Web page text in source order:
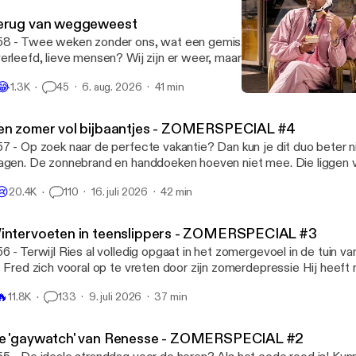
van weggeweest
- Twee weken zonder ons, wat een gemis. Hebben jullie het
lieve mensen? Wij zijn er weer, maar we hebben Jopie
in de zon laten liggen. Verder zijn we geen spat veranderd:
de stok met de moedermaffia én Fred doet waar hij goed in is:
🎧 Geproduceerd door Tonny Media 💖 Volg ons op Instagram en
@fredenries 🪩 Mail naar fredenries@tonnymedia.nl
1.3K 45 6. aug. 2026 41 min
zomer vol bijbaantjes - ZOMERSPECIAL #4
- Op zoek naar de perfecte vakantie? Dan kun je dit duo beter
De zonnebrand en handdoeken hoeven niet mee. Die liggen
anders afleveren. Een pretpark bijvoorbeeld. Ries had er
door Tonny Media 💖 Volg ons op Instagram en
naar fredenries@tonnymedia.nl
20.4K 110 16. juli 2026 42 min
in teenslippers - ZOMERSPECIAL #3
- Terwijl Ries al volledig opgaat in het zomergevoel in de tuin
Fred zich vooral op te vreten door zijn zomerdepressie Hij heeft
Om het iets aangenamer te maken voor zichzelf heeft hij
voetjes op het terras zitten, let dan even op je
is Ries een en al oor voor je hele levensverhaal. 🎧 Geproduceerd door Tonny
11.8K 133 9. juli 2026 37 min
'gaywatch' van Renesse - ZOMERSPECIAL #2